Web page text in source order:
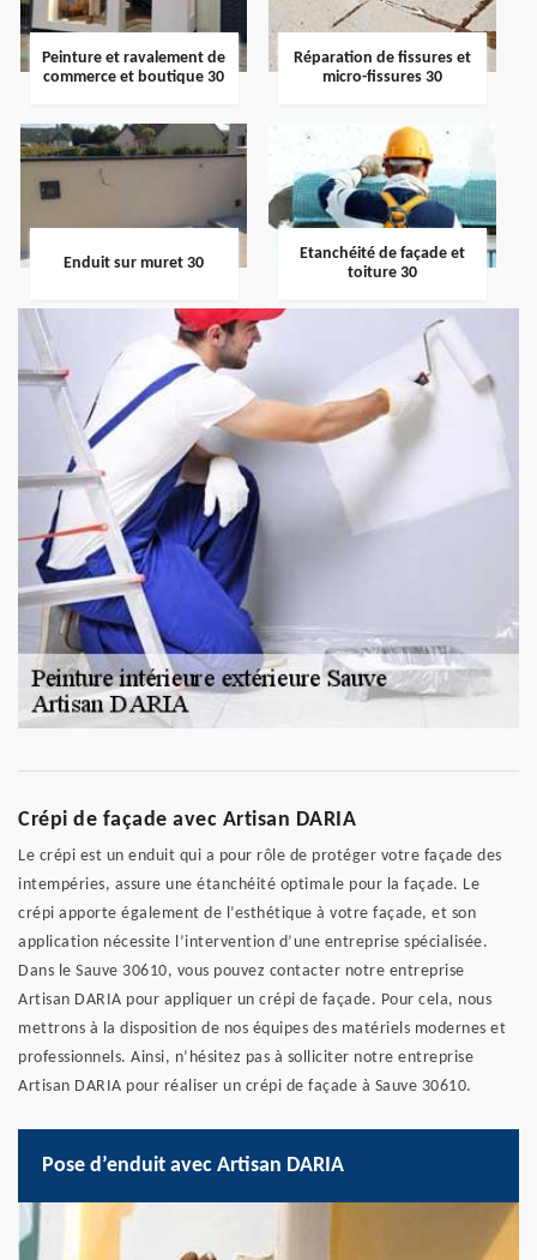
Peinture et ravalement de
commerce et boutique 30
Réparation de fissures et
micro-fissures 30
Enduit sur muret 30
Etanchéité de façade et
toiture 30
Crépi de façade avec Artisan DARIA
Le crépi est un enduit qui a pour rôle de protéger votre façade des
intempéries, assure une étanchéité optimale pour la façade. Le
crépi apporte également de l’esthétique à votre façade, et son
application nécessite l’intervention d’une entreprise spécialisée.
Dans le Sauve 30610, vous pouvez contacter notre entreprise
Artisan DARIA pour appliquer un crépi de façade. Pour cela, nous
mettrons à la disposition de nos équipes des matériels modernes et
professionnels. Ainsi, n’hésitez pas à solliciter notre entreprise
Artisan DARIA pour réaliser un crépi de façade à Sauve 30610.
Pose d’enduit avec Artisan DARIA